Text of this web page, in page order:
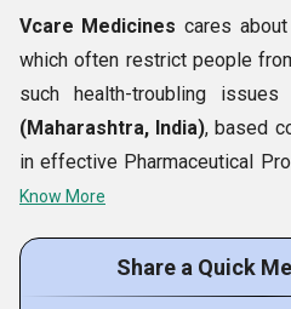
Vcare Medicines cares
which often restrict people
such health-troubling
(Maharashtra, India), based
in effective Pharmaceutical
Tablets to nutritious
warehousing facility in
Collagen Peptide Powder,
Know More
Share a Quick